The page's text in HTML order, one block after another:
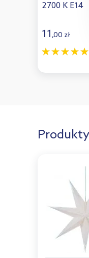
2700 K E14
11 ,00 zł